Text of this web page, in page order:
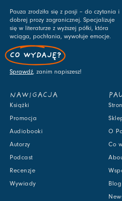
Pauza zrodziła się z pasji – do czytania i
dobrej prozy zagranicznej. Specjalizuje
się w literaturze z wyższej półki, która
wciąga, pochłania, wywołuje emocje.
CO WYDAJĘ?
Sprawdź, zanim napiszesz!
NAWIGACJA
Książki
Promocja
Audiobooki
Autorzy
Podcast
Recenzje
Wywiady
O
Co
Blog